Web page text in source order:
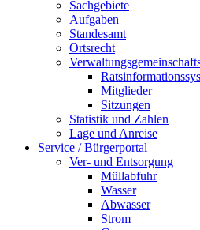
Sachgebiete
Aufgaben
Standesamt
Ortsrecht
Mitglieder
Sitzungen
Statistik und Zahlen
Lage und Anreise
Service / Bürgerportal
Ver- und Entsorgung
Müllabfuhr
Wasser
Abwasser
Strom